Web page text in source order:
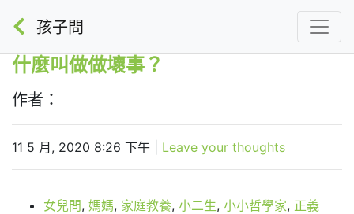
孩子問
什麼叫做做壞事？
作者：
11 5 月, 2020 8:26 下午 Leave your thoughts
女兒問, 媽媽, 家庭教養, 小二生, 小小哲學家, 正義